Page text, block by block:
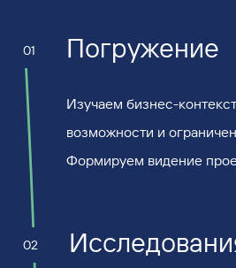
01 Погружение
Изучаем бизнес-
возможности и
Формируем видение
02